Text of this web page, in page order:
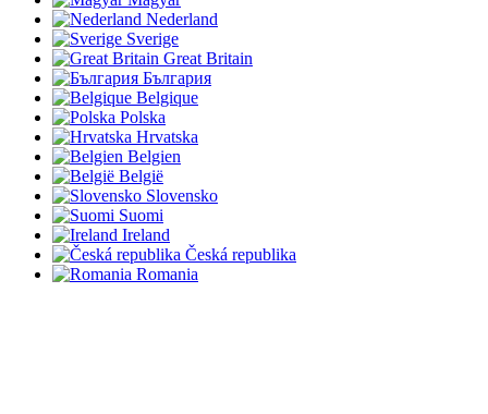
Nederland
Sverige
Great Britain
България
Belgique
Polska
Hrvatska
Belgien
België
Slovensko
Suomi
Ireland
Česká republika
Romania